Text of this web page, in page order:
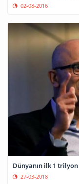
02-08-2016
27-03-2018